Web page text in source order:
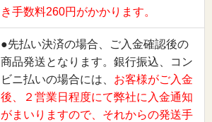
き手数料260円がかかります。
●先払い決済の場合、ご入金確認後の
商品発送となります。銀行振込、コン
ビニ払いの場合には、 お客様がご入金
後、２営業日程度にて弊社に入金通知
がまいりますので、それからの発送手